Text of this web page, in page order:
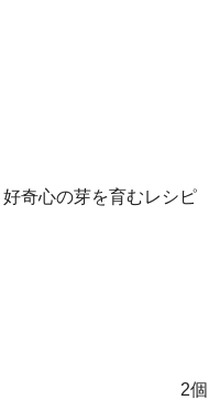
奇心の芽を育むレシピ
2個
セット
豚肉